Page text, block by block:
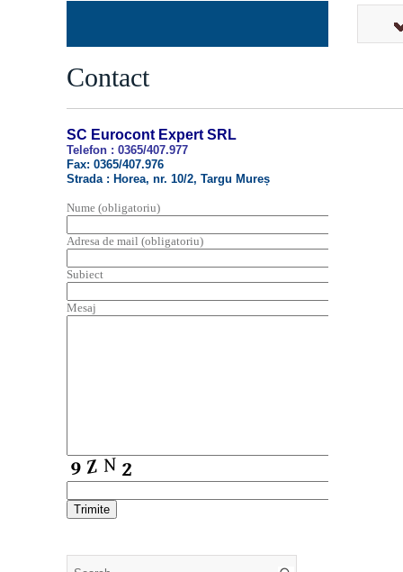
Contact
SC Eurocont Expert SRL
Telefon : 0365/407.977
Fax: 0365/407.976
Strada : Horea, nr. 10/2, Targu Mureș
Nume (obligatoriu)
Adresa de mail (obligatoriu)
Subiect
Mesaj